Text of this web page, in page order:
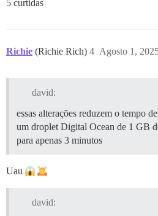
5 curtidas
Richie (Richie Rich) Agosto 1,
4
david:
essas alterações reduzem o tempo
um droplet Digital Ocean de 1 GB
para apenas 3 minutos
Uau
david: